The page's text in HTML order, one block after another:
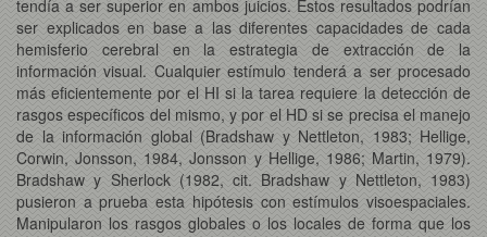
tendía a ser superior en ambos juicios. Estos resultados podrían
ser explicados en base a las diferentes capacidades de cada
hemisferio cerebral en la estrategia de extracción de la
información visual. Cualquier estímulo tenderá a ser procesado
más eficientemente por el HI si la tarea requiere la detección de
rasgos específicos del mismo, y por el HD si se precisa el manejo
de la información global (Bradshaw y Nettleton, 1983; Hellige,
Corwin, Jonsson, 1984, Jonsson y Hellige, 1986; Martin, 1979).
Bradshaw y Sherlock (1982, cit. Bradshaw y Nettleton, 1983)
pusieron a prueba esta hipótesis con estímulos visoespaciales.
Manipularon los rasgos globales o los locales de forma que los